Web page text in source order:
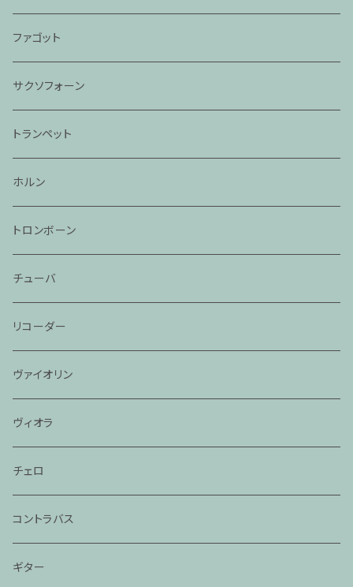
ファゴット
サクソフォーン
トランペット
ホルン
トロンボーン
チューバ
リコーダー
ヴァイオリン
ヴィオラ
チェロ
コントラバス
ギター